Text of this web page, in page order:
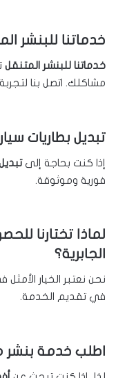
خدماتنا للبنشر
خدماتنا للبنشر المتنقل
مشاكلك. اتصل بنا
تبديل بطاريات
إذا كنت بحاجة إلى
فورية وموثوقة.
لماذا تختارنا
الجابرية؟
نحن نعتبر الخيار
في تقديم الخدمة.
اطلب خدمة بنشر